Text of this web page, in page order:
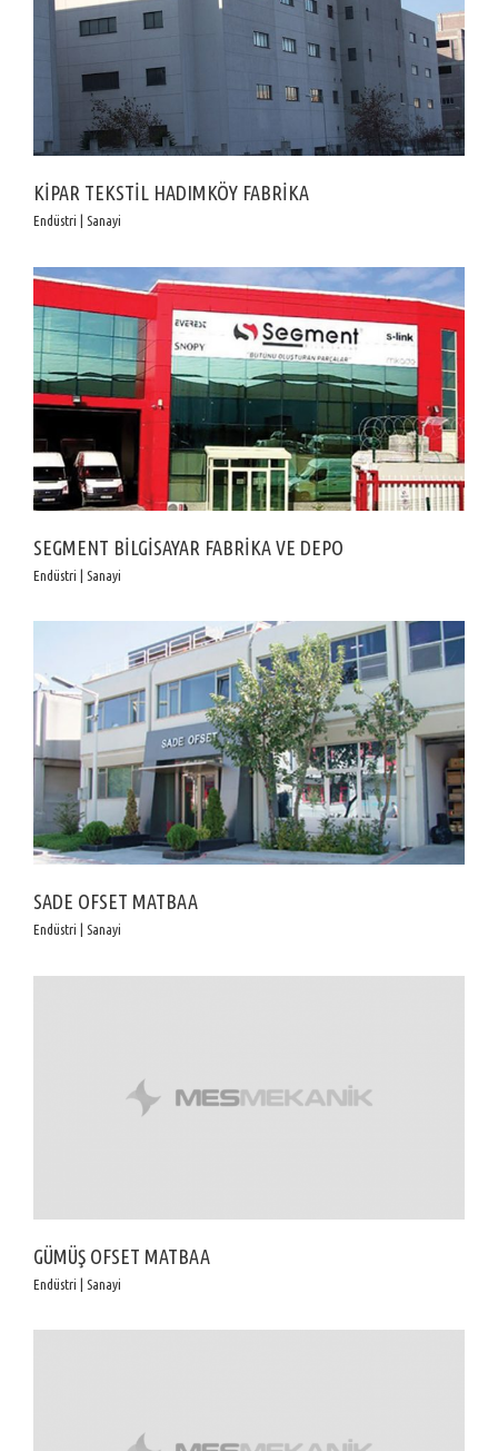
KİPAR TEKSTİL HADIMKÖY FABRİKA
Endüstri | Sanayi
SEGMENT BİLGİSAYAR FABRİKA VE DEPO
Endüstri | Sanayi
SADE OFSET MATBAA
Endüstri | Sanayi
GÜMÜŞ OFSET MATBAA
Endüstri | Sanayi